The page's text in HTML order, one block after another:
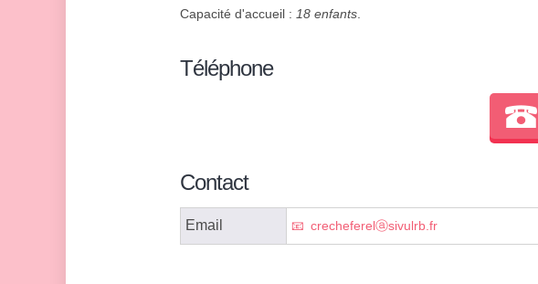
Capacité d'accueil : 18 enfants.
Téléphone
Contact
Email crecheferelⓐsivulrb.fr